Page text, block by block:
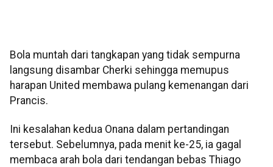
Bola muntah dari tangkapan yang tidak sempurna
langsung disambar Cherki sehingga memupus
harapan United membawa pulang kemenangan dari
Prancis.
Ini kesalahan kedua Onana dalam pertandingan
tersebut. Sebelumnya, pada menit ke-25, ia gagal
membaca arah bola dari tendangan bebas Thiago